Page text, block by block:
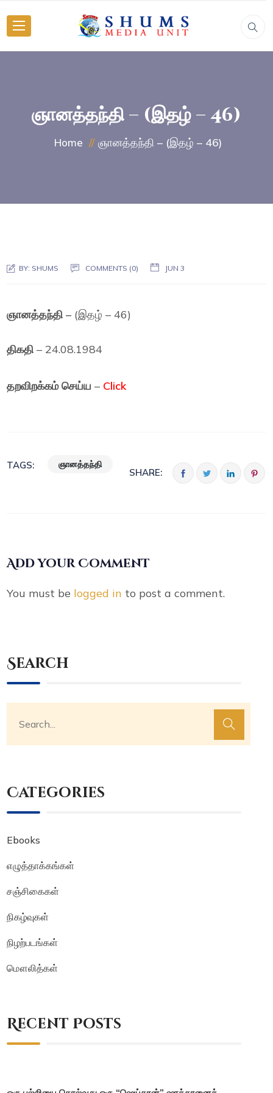
ஞானத்தந்தி – (இதழ் – 46)
Home ஞானத்தந்தி – (இதழ் – 46)
BY: SHUMS COMMENTS (0) JUN 3
ஞானத்தந்தி – (இதழ் – 46)
திகதி – 24.08.1984
தறவிறக்கம் செய்ய – Click
TAGS: ஞானத்தந்தி
SHARE:
Add your Comment
You must be logged in to post a comment.
Search
Categories
Ebooks
எழுத்தாக்கங்கள்
சஞ்சிகைகள்
நிகழ்வுகள்
நிழற்படங்கள்
மௌலித்கள்
Recent Posts